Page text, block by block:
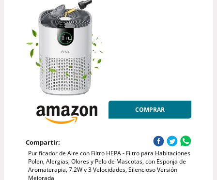
COMPRAR
Compartir:
Purificador de Aire con Filtro HEPA - Filtro para Habitaciones
Polen, Alergias, Olores y Pelo de Mascotas, con Esponja de
Aromaterapia, 7.2W y 3 Velocidades, Silencioso Versión
Mejorada